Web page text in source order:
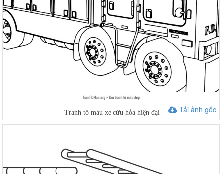
Tải ảnh gốc
Tranh tô màu xe cứu hỏa hiện đại